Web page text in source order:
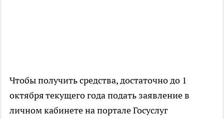
Чтобы получить средства, достаточно до 1
октября текущего года подать заявление в
личном кабинете на портале Госуслуг